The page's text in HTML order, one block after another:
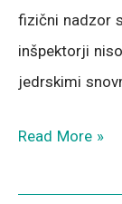
fizični nadzor
inšpektorji
jedrskimi
Read More »